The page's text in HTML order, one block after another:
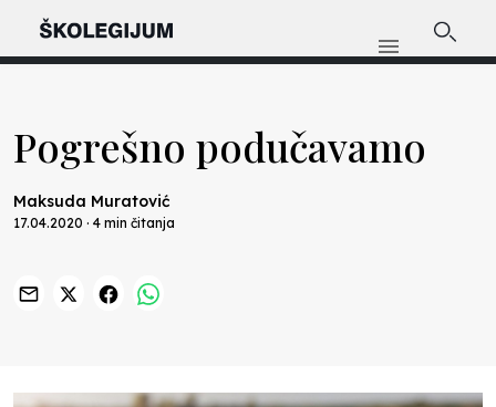
Pogrešno podučavamo
Maksuda Muratović
17.04.2020 · 4 min čitanja